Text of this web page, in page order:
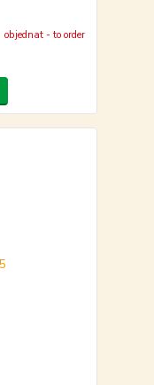
objednat - to order